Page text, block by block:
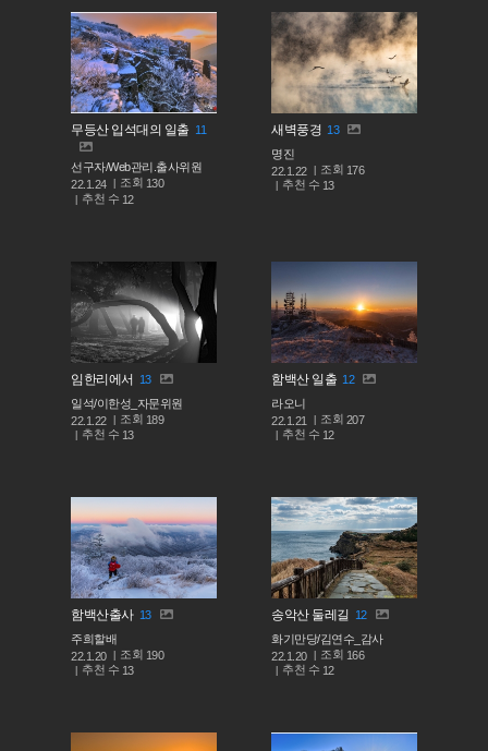
무등산 입석대의 일출 11
선구자/Web관리.출사위원
22.1.24
조회 130
추천 수 12
새벽풍경 13
명진
22.1.22
조회 176
추천 수 13
임한리에서
13
일석/이한성_자문위원
22.1.22
조회 189
추천 수 13
함백산 일출 12
라오니
22.1.21
조회 207
추천 수 12
함백산출사 13
주희할배
22.1.20
조회 190
추천 수 13
송악산 둘레길
12
화기만당/김연수_감사
22.1.20
조회 166
추천 수 12